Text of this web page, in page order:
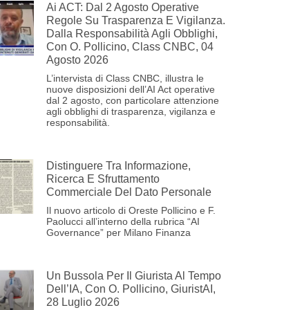
Ai ACT: Dal 2 Agosto Operative
Regole Su Trasparenza E Vigilanza.
Dalla Responsabilità Agli Obblighi,
Con O. Pollicino, Class CNBC, 04
Agosto 2026
L’intervista di Class CNBC, illustra le
nuove disposizioni dell’AI Act operative
dal 2 agosto, con particolare attenzione
agli obblighi di trasparenza, vigilanza e
responsabilità.
Distinguere Tra Informazione,
Ricerca E Sfruttamento
Commerciale Del Dato Personale
Il nuovo articolo di Oreste Pollicino e F.
Paolucci all’interno della rubrica “AI
Governance” per Milano Finanza
Un Bussola Per Il Giurista Al Tempo
Dell’IA, Con O. Pollicino, GiuristAI,
28 Luglio 2026